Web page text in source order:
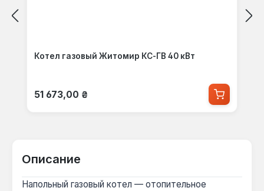
Котел газовый Житомир КС-ГВ 40 кВт
Обычная цена:
51 673,00 ₴
Описание
Напольный газовый котел — отопительное